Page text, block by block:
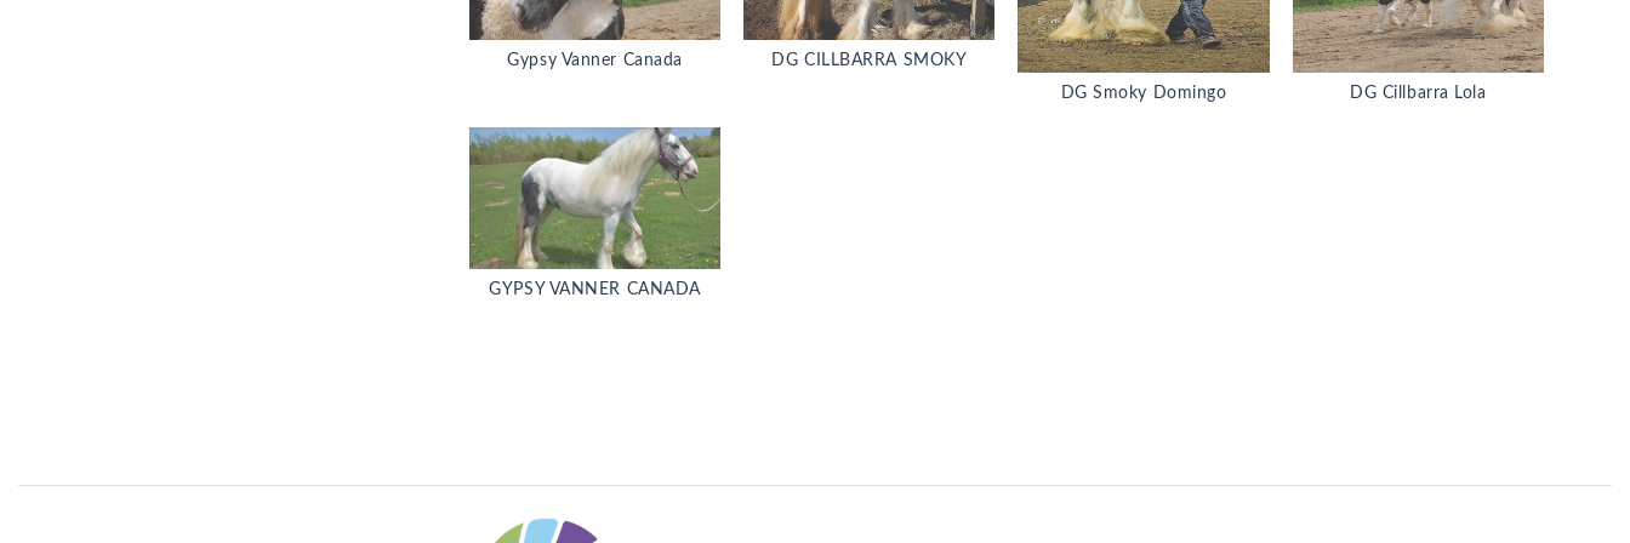
Gypsy Vanner Canada
DG CILLBARRA SMOKY
DG Smoky Domingo
DG Cillbarra Lola
GYPSY VANNER CANADA